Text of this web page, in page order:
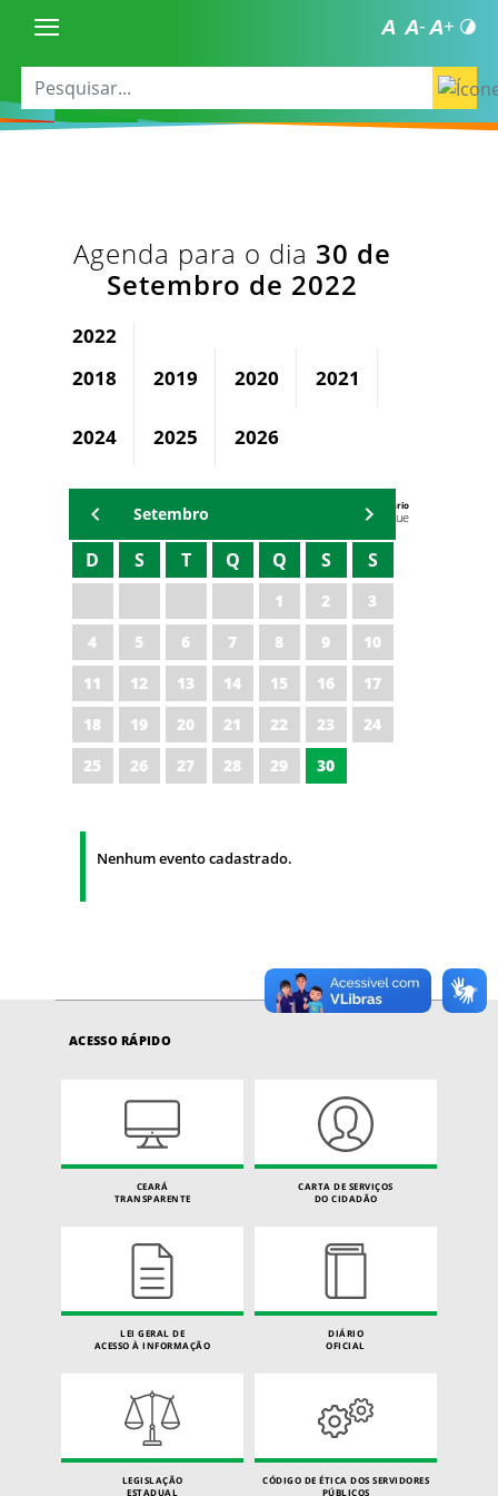
Agenda para o dia 30 de
Setembro de 2022
2022
2018
2019 2020 2021
2024 2025 2026
Agenda do Secretário
Zezinho Albuquerque
Setembro
D S T Q Q S S
1 2
3
4
5 6 7 8 9
10
11
12 13 14 15 16
17
18
19 20 21 22 23
24
25
26 27 28 29 30
Nenhum evento cadastrado.
ACESSO RÁPIDO
CEARÁ
TRANSPARENTE
CARTA DE SERVIÇOS
DO CIDADÃO
LEI GERAL DE
ACESSO À INFORMAÇÃO
DIÁRIO
OFICIAL
LEGISLAÇÃO
ESTADUAL
CÓDIGO DE ÉTICA DOS SERVIDORES
PÚBLICOS